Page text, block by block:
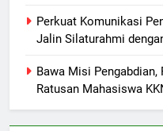
Perkuat Komunikasi
Jalin Silaturahmi
Bawa Misi Pengabdian,
Ratusan Mahasiswa